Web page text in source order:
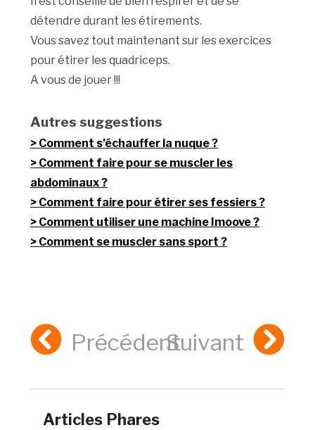
détendre durant les étirements.
Vous savez tout maintenant sur les exercices
pour étirer les quadriceps.
A vous de jouer !!!
Autres suggestions
Comment s’échauffer la nuque ?
Comment faire pour se muscler les
abdominaux ?
Comment faire pour étirer ses fessiers ?
Comment utiliser une machine Imoove ?
Comment se muscler sans sport ?
PrécédentSuivant
Articles Phares